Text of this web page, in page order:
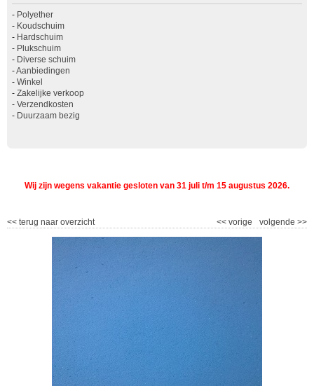
- Polyether
- Koudschuim
- Hardschuim
- Plukschuim
- Diverse schuim
-Aanbiedingen
- Winkel
- Zakelijke verkoop
- Verzendkosten
- Duurzaam bezig
Wij zijn wegens vakantie gesloten van 31 juli t/m 15 augustus 2026.
<< terug naar overzicht volgende >>
<< vorige